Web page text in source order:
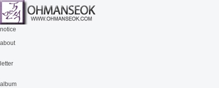
notice
about
letter
album